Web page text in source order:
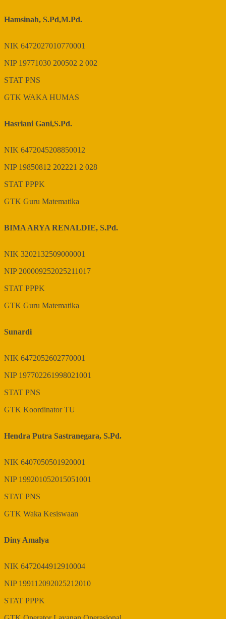
Hamsinah, S.Pd,M.Pd.
NIK 6472027010770001
NIP 19771030 200502 2 002
STAT PNS
GTK WAKA HUMAS
Hasriani Gani,S.Pd.
NIK 6472045208850012
NIP 19850812 202221 2 028
STAT PPPK
GTK Guru Matematika
BIMA ARYA RENALDIE, S.Pd.
NIK 3202132509000001
NIP 200009252025211017
STAT PPPK
GTK Guru Matematika
Sunardi
NIK 6472052602770001
NIP 197702261998021001
STAT PNS
GTK Koordinator TU
Hendra Putra Sastranegara, S.Pd.
NIK 6407050501920001
NIP 199201052015051001
STAT PNS
GTK Waka Kesiswaan
Diny Amalya
NIK 6472044912910004
NIP 199112092025212010
STAT PPPK